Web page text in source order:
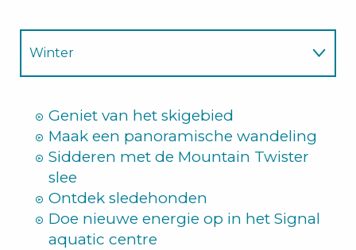
Winter
Geniet van het skigebied
Maak een panoramische wandeling
Sidderen met de Mountain Twister
slee
Ontdek sledehonden
Doe nieuwe energie op in het Signal
aquatic centre